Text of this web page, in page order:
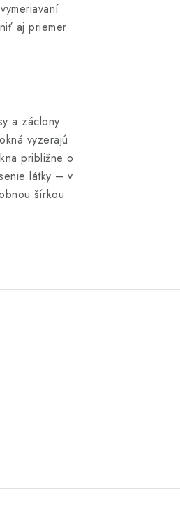
aj priemer
a záclony
vyzerajú
približne o
látky – v
šírkou